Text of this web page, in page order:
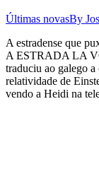
Últimas novasBy
A estradense que
A ESTRADA LA
traduciu ao galego
relatividade de
vendo a Heidi na